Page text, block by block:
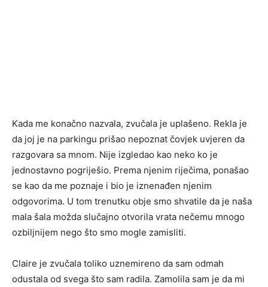
Kada me konačno nazvala, zvučala je uplašeno. Rekla je
da joj je na parkingu prišao nepoznat čovjek uvjeren da
razgovara sa mnom. Nije izgledao kao neko ko je
jednostavno pogriješio. Prema njenim riječima, ponašao
se kao da me poznaje i bio je iznenađen njenim
odgovorima. U tom trenutku obje smo shvatile da je naša
mala šala možda slučajno otvorila vrata nečemu mnogo
ozbiljnijem nego što smo mogle zamisliti.
Claire je zvučala toliko uznemireno da sam odmah
odustala od svega što sam radila. Zamolila sam je da mi